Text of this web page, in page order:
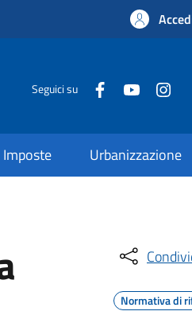
Seguici su
Imposte Urbanizzazione
Normativa di